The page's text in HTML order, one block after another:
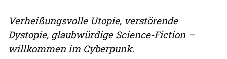
Verheißungsvolle Utopie, verstörende
Dystopie, glaubwürdige Science-Fiction –
willkommen im Cyberpunk.